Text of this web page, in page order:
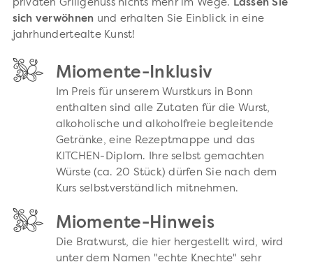
privaten Grillgenuss nichts mehr im Wege. Lassen Sie
sich verwöhnen und erhalten Sie Einblick in eine
jahrhundertealte Kunst!
Miomente-Inklusiv
Im Preis für unserem Wurstkurs in Bonn
enthalten sind alle Zutaten für die Wurst,
alkoholische und alkoholfreie begleitende
Getränke, eine Rezeptmappe und das
KITCHEN-Diplom. Ihre selbst gemachten
Würste (ca. 20 Stück) dürfen Sie nach dem
Kurs selbstverständlich mitnehmen.
Miomente-Hinweis
Die Bratwurst, die hier hergestellt wird, wird
unter dem Namen "echte Knechte" sehr